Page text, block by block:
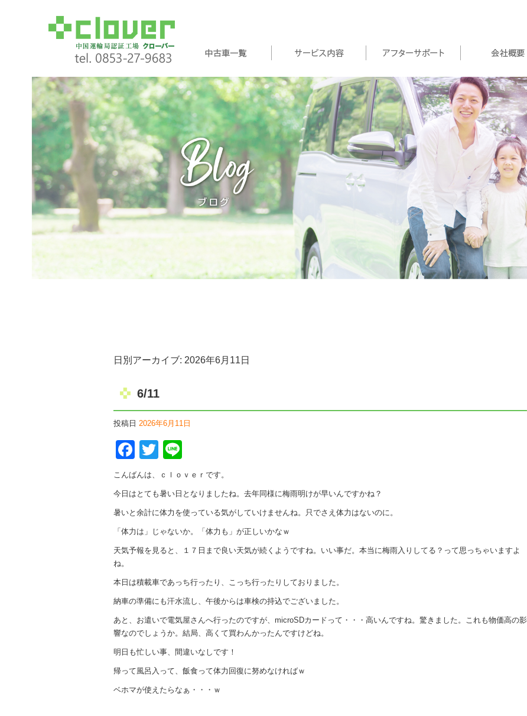
日別アーカイブ: 2026年6月11日
6/11
投稿日 2026年6月11日
Facebook
Twitter
こんばんは、ｃｌｏｖｅｒです。
今日はとても暑い日となりましたね。去年同様に梅雨明けが早いんですかね？
暑いと余計に体力を使っている気がしていけませんね。只でさえ体力はないのに。
「体力は」じゃないか。「体力も」が正しいかなｗ
天気予報を見ると、１７日まで良い天気が続くようですね。いい事だ。本当に梅雨入りしてる？って思っちゃいますよ
ね。
本日は積載車であっち行ったり、こっち行ったりしておりました。
納車の準備にも汗水流し、午後からは車検の持込でございました。
あと、お遣いで電気屋さんへ行ったのですが、microSDカードって・・・高いんですね。驚きました。これも物価高の影
響なのでしょうか。結局、高くて買わんかったんですけどね。
明日も忙しい事、間違いなしです！
帰って風呂入って、飯食って体力回復に努めなければｗ
ベホマが使えたらなぁ・・・ｗ